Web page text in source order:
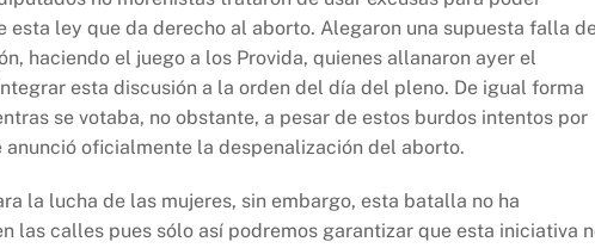
ley que da derecho al aborto. Alegaron una supuesta falla
haciendo el juego a los Provida, quienes allanaron ayer el
esta discusión a la orden del día del pleno. De igual forma
se votaba, no obstante, a pesar de estos burdos intentos por
oficialmente la despenalización del aborto.
la lucha de las mujeres, sin embargo, esta batalla no ha
las calles pues sólo así podremos garantizar que esta iniciativa